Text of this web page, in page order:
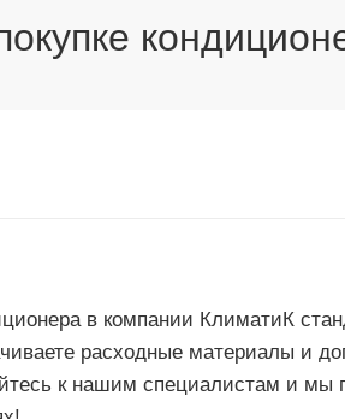
в компании КлиматиК
расходные материалы и
к нашим специалистам и мы